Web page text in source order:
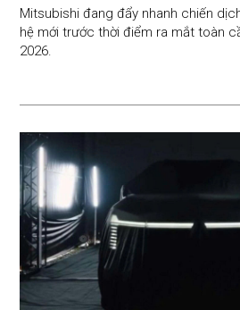
Mitsubishi đang đẩy nhanh chiến
hệ mới trước thời điểm ra mắt toàn
2026.